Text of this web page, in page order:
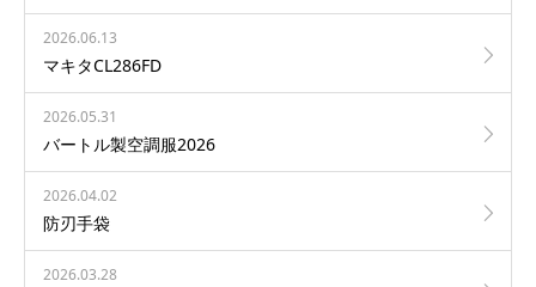
2026.06.13
マキタCL286FD
2026.05.31
バートル製空調服2026
2026.04.02
防刃手袋
2026.03.28